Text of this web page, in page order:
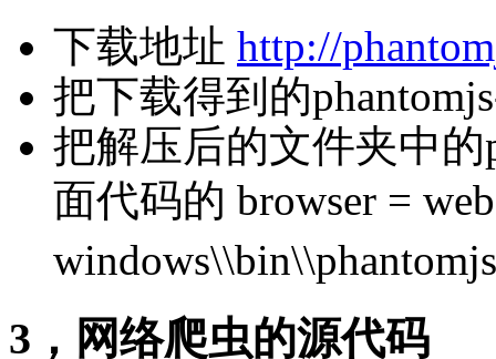
下载地址 http://
把下载得到的
把解压后的文件夹中的
面代码的 browser =
3，网络爬虫的源代码